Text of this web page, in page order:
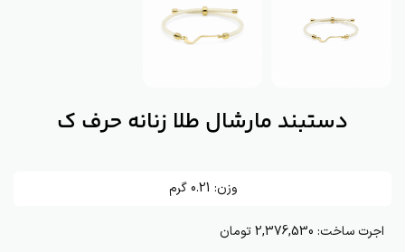
دستبند مارشال طلا زنانه حرف ک
وزن: 0.21 گرم
اجرت ساخت: 2,376,530 تومان